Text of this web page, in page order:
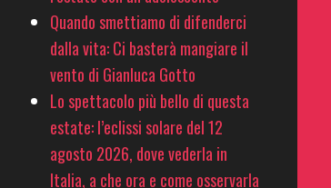
Quando smettiamo di difenderci
dalla vita: Ci basterà mangiare il
vento di Gianluca Gotto
Lo spettacolo più bello di questa
estate: l’eclissi solare del 12
agosto 2026, dove vederla in
Italia, a che ora e come osservarla